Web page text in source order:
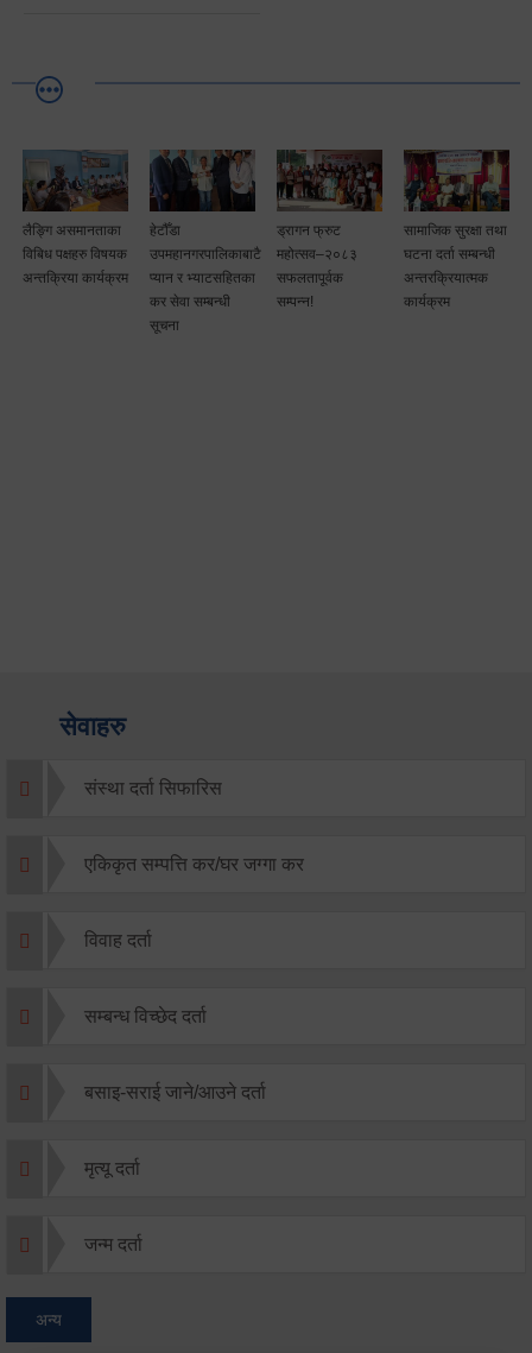
लैङ्गि असमानताका
विबिध पक्षहरु विषयक
अन्तक्रिया कार्यक्रम
हेटौँडा
उपमहानगरपालिकाबाटै
प्यान र भ्याटसहितका
कर सेवा सम्बन्धी
सूचना
ड्रागन फ्रुट
महोत्सव–२०८३
सफलतापूर्वक
सम्पन्न!
सामाजिक सुरक्षा तथा
घटना दर्ता सम्बन्धी
अन्तरक्रियात्मक
कार्यक्रम
सेवाहरु
संस्था दर्ता सिफारिस
एकिकृत सम्पत्ति कर/घर जग्गा कर
विवाह दर्ता
सम्बन्ध विच्छेद दर्ता
बसाइ-सराई जाने/आउने दर्ता
मृत्यू दर्ता
जन्म दर्ता
अन्य